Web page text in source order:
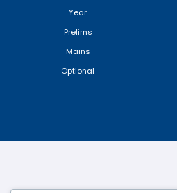
Year
Prelims
Mains
Optional